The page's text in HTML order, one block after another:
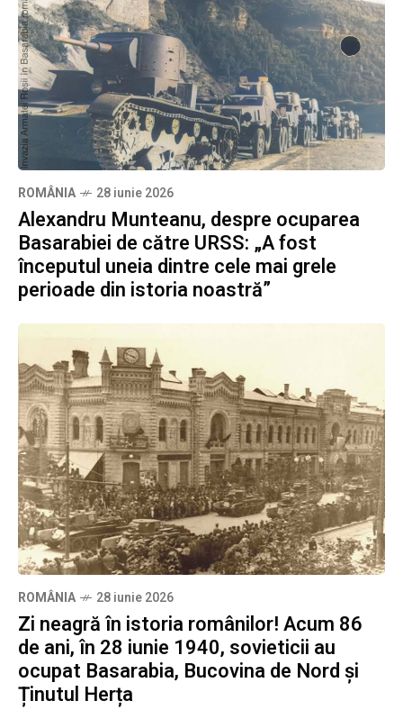
ROMÂNIA 28 iunie 2026
Alexandru Munteanu, despre ocuparea
Basarabiei de către URSS: „A fost
începutul uneia dintre cele mai grele
perioade din istoria noastră”
ROMÂNIA 28 iunie 2026
Zi neagră în istoria românilor! Acum 86
de ani, în 28 iunie 1940, sovieticii au
ocupat Basarabia, Bucovina de Nord și
Ținutul Herța